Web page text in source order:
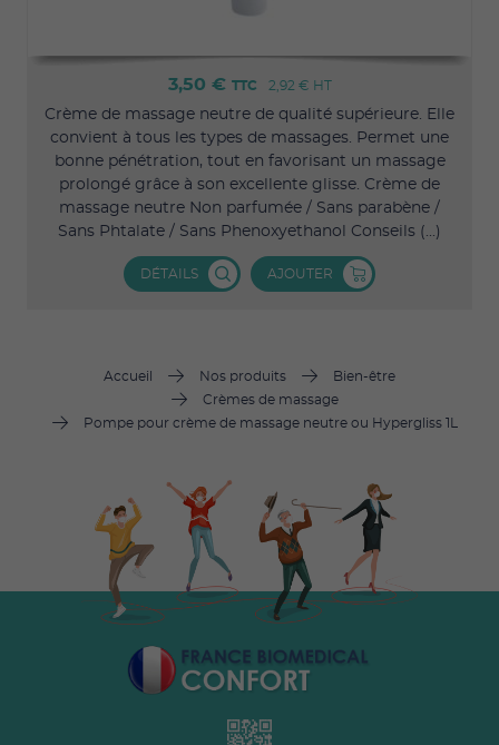
3,50 € TTC 2,92 € HT
Crème de massage neutre de qualité supérieure. Elle
convient à tous les types de massages. Permet une
bonne pénétration, tout en favorisant un massage
prolongé grâce à son excellente glisse. Crème de
massage neutre Non parfumée / Sans parabène /
Sans Phtalate / Sans Phenoxyethanol Conseils (...)
DÉTAILS AJOUTER
Accueil Nos produits
Bien-être
Crèmes de massage
Pompe pour crème de massage neutre ou Hypergliss 1L